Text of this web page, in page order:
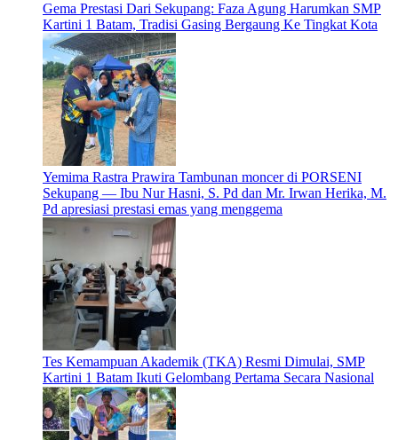
Gema Prestasi Dari Sekupang: Faza Agung Harumkan SMP
Kartini 1 Batam, Tradisi Gasing Bergaung Ke Tingkat Kota
Yemima Rastra Prawira Tambunan moncer di PORSENI
Sekupang — Ibu Nur Hasni, S. Pd dan Mr. Irwan Herika, M.
Pd apresiasi prestasi emas yang menggema
Tes Kemampuan Akademik (TKA) Resmi Dimulai, SMP
Kartini 1 Batam Ikuti Gelombang Pertama Secara Nasional